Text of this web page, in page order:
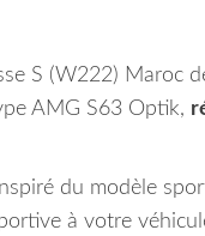
S (W222) Maroc
AMG S63 Optik,
du modèle
à votre